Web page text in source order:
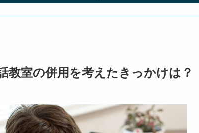
教室の併用を考えたきっかけは？